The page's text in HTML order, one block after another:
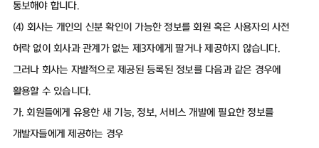
통보해야 합니다.
(4) 회사는 개인의 신분 확인이 가능한 정보를 회원 혹은 사용자의 사전
허락 없이 회사과 관계가 없는 제3자에게 팔거나 제공하지 않습니다.
그러나 회사는 자발적으로 제공된 등록된 정보를 다음과 같은 경우에
활용할 수 있습니다.
가. 회원들에게 유용한 새 기능, 정보, 서비스 개발에 필요한 정보를
개발자들에게 제공하는 경우